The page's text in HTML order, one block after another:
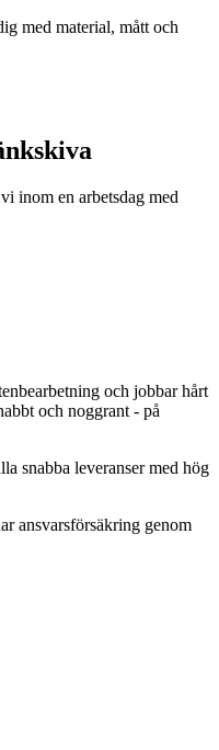
med material, mått och
inom en arbetsdag med
och jobbar hårt
och noggrant - på
snabba leveranser med hög
ansvarsförsäkring genom